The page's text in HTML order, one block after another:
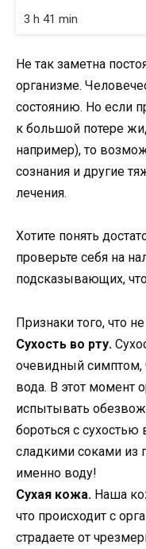
3 h 41 min
Не так заметна
организме.
состоянию. Но если
к большой потере
например), то
сознания и другие
лечения.
Хотите понять
проверьте себя на
подсказывающих,
Признаки того, что
Сухость во рту.
очевидный симптом,
вода. В этот момент
испытывать
бороться с сухостью
сладкими соками из
именно воду!
Сухая кожа. Наша
что происходит с
страдаете от